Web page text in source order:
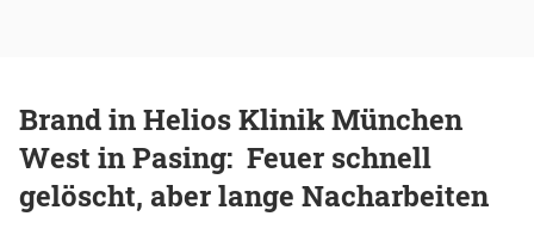
Brand in Helios Klinik München
West in Pasing: Feuer schnell
gelöscht, aber lange Nacharbeiten